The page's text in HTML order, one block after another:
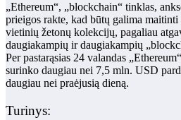
„Ethereum“, „blockchain“ tinklas,
prieigos rakte, kad būtų galima
vietinių žetonų kolekcijų, pagaliau
daugiakampių ir daugiakampių
Per pastarąsias 24 valandas
surinko daugiau nei 7,5 mln. USD
daugiau nei praėjusią dieną.
Turinys: